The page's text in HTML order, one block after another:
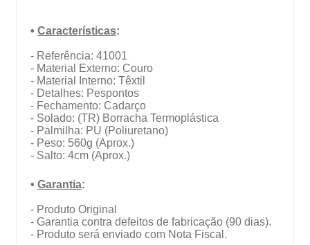
• Características:
- Referência: 41001
- Material Externo: Couro
- Material Interno: Têxtil
- Detalhes: Pespontos
- Fechamento: Cadarço
- Solado: (TR) Borracha Termoplástica
- Palmilha: PU (Poliuretano)
- Peso: 560g (Aprox.)
- Salto: 4cm (Aprox.)
• Garantia:
- Produto Original
- Garantia contra defeitos de fabricação (90 dias).
- Produto será enviado com Nota Fiscal.